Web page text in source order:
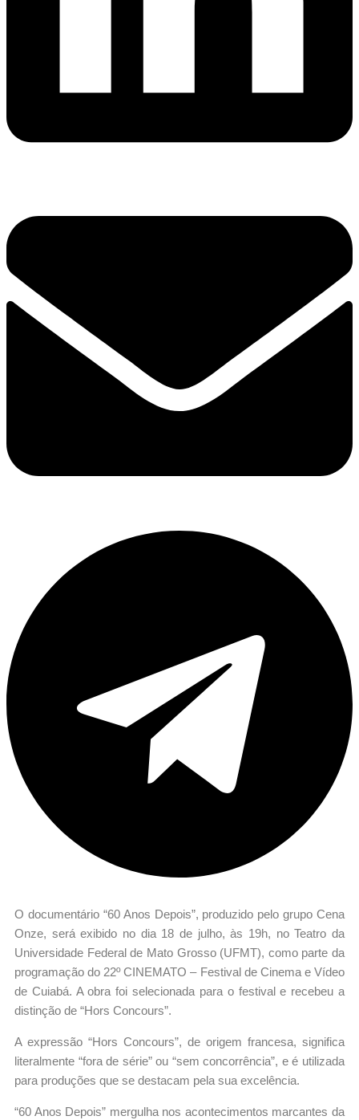
O documentário “60 Anos Depois”, produzido pelo grupo Cena
Onze, será exibido no dia 18 de julho, às 19h, no Teatro da
Universidade Federal de Mato Grosso (UFMT), como parte da
programação do 22º CINEMATO – Festival de Cinema e Vídeo
de Cuiabá. A obra foi selecionada para o festival e recebeu a
distinção de “Hors Concours”.
A expressão “Hors Concours”, de origem francesa, significa
literalmente “fora de série” ou “sem concorrência”, e é utilizada
para produções que se destacam pela sua excelência.
“60 Anos Depois” mergulha nos acontecimentos marcantes da